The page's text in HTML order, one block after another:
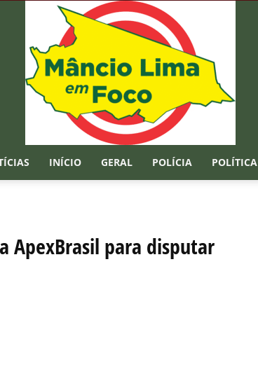
INÍCIO GERAL POLÍCIA POLÍTICA
ApexBrasil para disputar